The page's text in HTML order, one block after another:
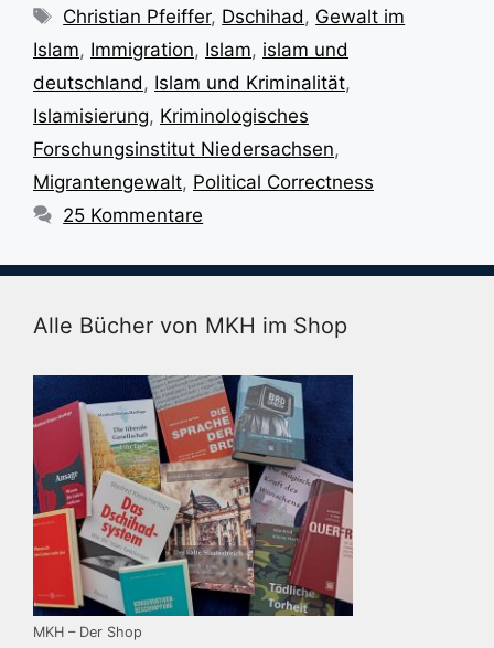
Schlagwörter
Christian Pfeiffer, Dschihad, Gewalt im
Islam, Immigration, Islam, islam und
deutschland, Islam und Kriminalität,
Islamisierung, Kriminologisches
Forschungsinstitut Niedersachsen,
Migrantengewalt, Political Correctness
25 Kommentare
Alle Bücher von MKH im Shop
MKH – Der Shop